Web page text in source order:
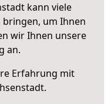
kann viele
um Ihnen
wir Ihnen unsere
an.
Erfahrung mit
.